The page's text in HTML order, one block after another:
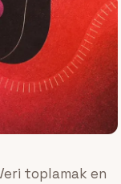
toplamak en